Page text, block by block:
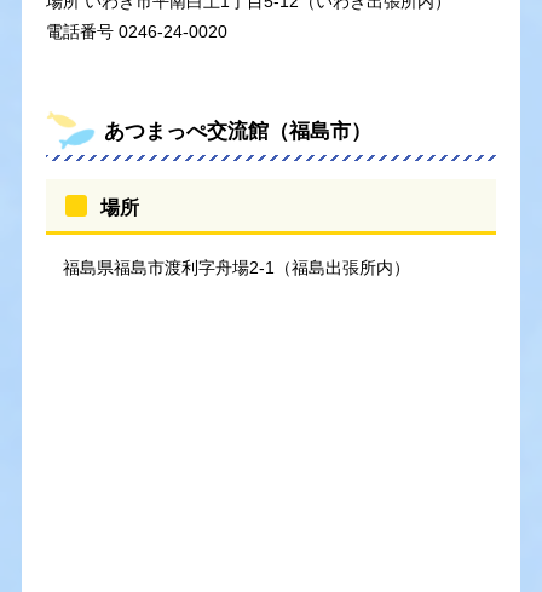
電話番号 0246-24-0020
あつまっぺ交流館（福島市）
場所
福島県福島市渡利字舟場2-1（福島出張所内）